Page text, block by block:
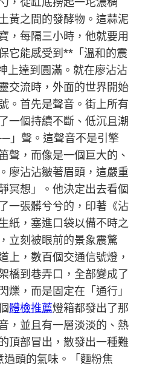
黃之間的發酵物。這蒜泥
，每隔三小時，他就要用
它能感受到**「溫和的震
上達到圓滿。就在廖沾沾
交流時，外面的世界開始
。首先是聲音。街上所有
一個持續不斷、低沉且潮
」聲。這聲音不是引擎
聲，而像是一個巨大的、
廖沾沾皺著眉頭，這嚴重
冥想」。他決定出去看個
一張髒兮兮的，印著《沾
紙，塞進口袋以備不時之
立刻被眼前的景象震驚
上，數百個交通信號燈，
橋到巷弄口，全部變成了
爍，而是固定在「通行」
體檢推薦燈箱都發出了那
，並且有一層淡淡的、熱
頂部冒出，散發出一種難
頭的氣味。「麵粉焦